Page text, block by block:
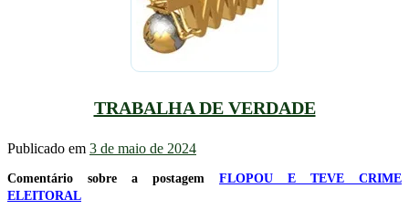
TRABALHA DE VERDADE
Publicado em 3 de maio de 2024
Comentário sobre a postagem FLOPOU E TEVE CRIME
ELEITORAL